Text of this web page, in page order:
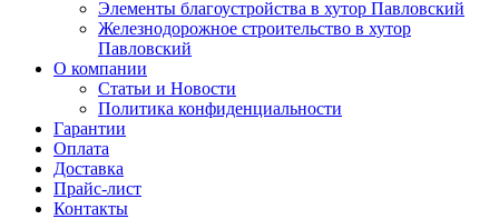
Элементы благоустройства в хутор Павловский
Железнодорожное строительство в хутор
Павловский
О компании
Статьи и Новости
Политика конфиденциальности
Гарантии
Оплата
Доставка
Прайс-лист
Контакты